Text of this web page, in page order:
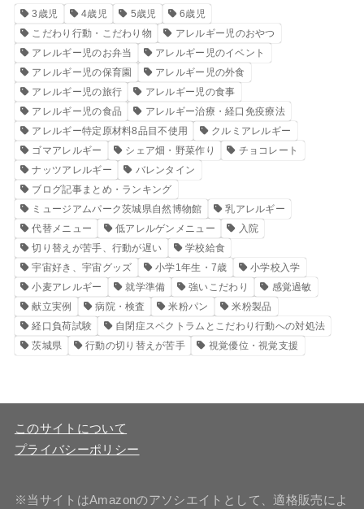
3歳児 4歳児 5歳児
6歳児
こだわり行動・こだわり物
アレルギー児のおやつ
アレルギー児のお弁当
アレルギー児のイベント
アレルギー児の保育園
アレルギー児の外食
アレルギー児の旅行
アレルギー児の食事
アレルギー児の食品
アレルギー治療・経口免疫療法
アレルギー特定原材料8品目不使用
クルミアレルギー
ゴマアレルギー
シェア畑・野菜作り
チョコレート
ナッツアレルギー
バレンタイン
ブログ記事まとめ・ランキング
ミュージアムパーク茨城県自然博物館
乳アレルギー
代替メニュー
低アレルゲンメニュー
入院
切り替えが苦手、行動が遅い
学校給食
宇宙好き、宇宙グッズ
小学1年生・7歳
小学校入学
小麦アレルギー
就学準備 強いこだわり
感覚過敏
献立実例
病院・検査 米粉パン
米粉製品
経口負荷試験
自閉症スペクトラムとこだわり行動への対処法
茨城県
行動の切り替えが苦手 視覚優位・視覚支援
このサイトについて
プライバシーポリシー
※当サイトはAmazonのアソシエイトとして、適格販売によ